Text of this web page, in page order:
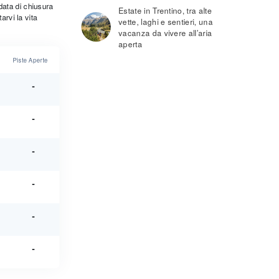
di chiusura
la vita
Piste Aperte
-
-
-
-
-
-
Estate in Trentino, tra alte
vette, laghi e sentieri, una
vacanza da vivere all’aria
aperta